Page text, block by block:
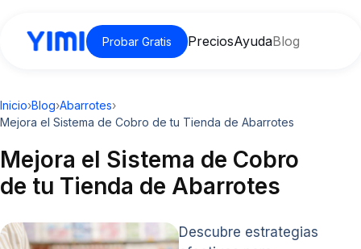
Probar Gratis PreciosAyudaBlog
Inicio›Blog›Abarrotes›
Mejora el Sistema de Cobro de tu Tienda de Abarrotes
Mejora el Sistema de Cobro
de tu Tienda de Abarrotes
Descubre estrategias